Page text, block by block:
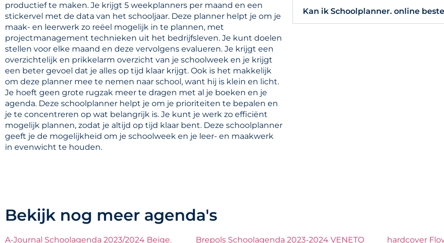
productief te maken. Je krijgt 5 weekplanners per maand en een
stickervel met de data van het schooljaar. Deze planner helpt je om je
maak- en leerwerk zo reëel mogelijk in te plannen, met
projectmanagement technieken uit het bedrijfsleven. Je kunt doelen
stellen voor elke maand en deze vervolgens evalueren. Je krijgt een
overzichtelijk en prikkelarm overzicht van je schoolweek en je krijgt
een beter gevoel dat je alles op tijd klaar krijgt. Ook is het makkelijk
om deze planner mee te nemen naar school, want hij is klein en licht.
Je hoeft geen grote rugzak meer te dragen met al je boeken en je
agenda. Deze schoolplanner helpt je om je prioriteiten te bepalen en
je te concentreren op wat belangrijk is. Je kunt je werk zo efficiënt
mogelijk plannen, zodat je altijd op tijd klaar bent. Deze schoolplanner
geeft je de mogelijkheid om je schoolweek en je leer- en maakwerk
in evenwicht te houden.
Kan ik Schoolplanner. online
Bekijk nog meer agenda's
A-Journal Schoolagenda 2023/2024 Beige.
Brepols Schoolagenda 2023-2024 VENETO
hardcover